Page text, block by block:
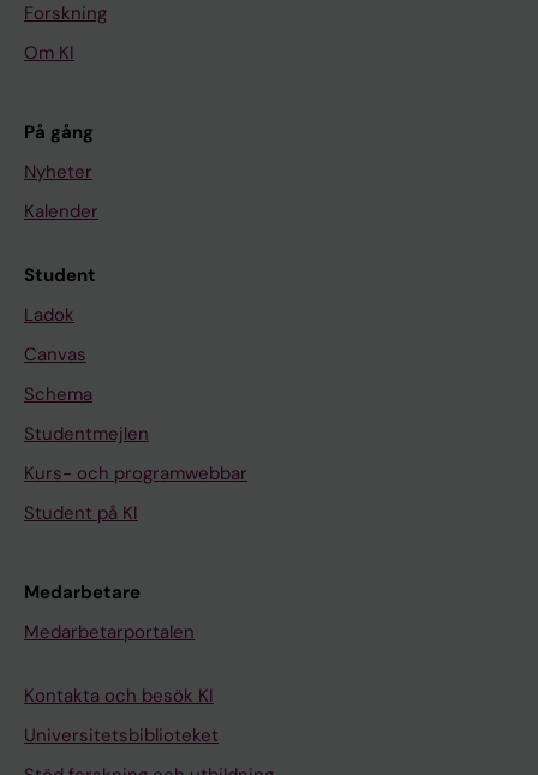
Forskning
Om KI
På gång
Nyheter
Kalender
Student
Ladok
Canvas
Schema
Studentmejlen
Kurs- och programwebbar
Student på KI
Medarbetare
Medarbetarportalen
Kontakta och besök KI
Universitetsbiblioteket